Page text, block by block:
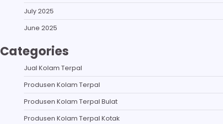
July 2025
June 2025
Categories
Jual Kolam Terpal
Produsen Kolam Terpal
Produsen Kolam Terpal Bulat
Produsen Kolam Terpal Kotak